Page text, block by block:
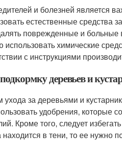
и болезней является
естественные средства
поврежденные и больные
химические
с инструкциями
деревьев и
за деревьями и
удобрения, которые
Кроме того, следует
в тени, то ее нужно